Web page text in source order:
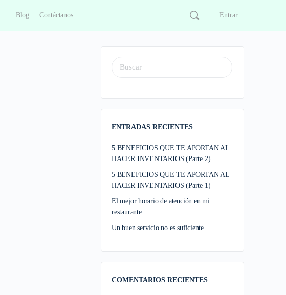
Blog Contáctanos Entrar
ENTRADAS RECIENTES
5 BENEFICIOS QUE TE APORTAN AL
HACER INVENTARIOS (Parte 2)
5 BENEFICIOS QUE TE APORTAN AL
HACER INVENTARIOS (Parte 1)
El mejor horario de atención en mi
restaurante
Un buen servicio no es suficiente
COMENTARIOS RECIENTES